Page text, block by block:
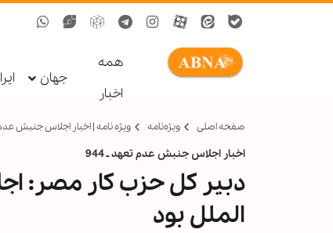
همه
اخبار
جهان
صفحه اصلی ویژه‌نامه‌ ویژه نامه | اخبار اجلاس جنبش
اخبار اجلاس جنبش عدم تعهد ـ 944
دبير كل حزب كار مصر:
الملل بود